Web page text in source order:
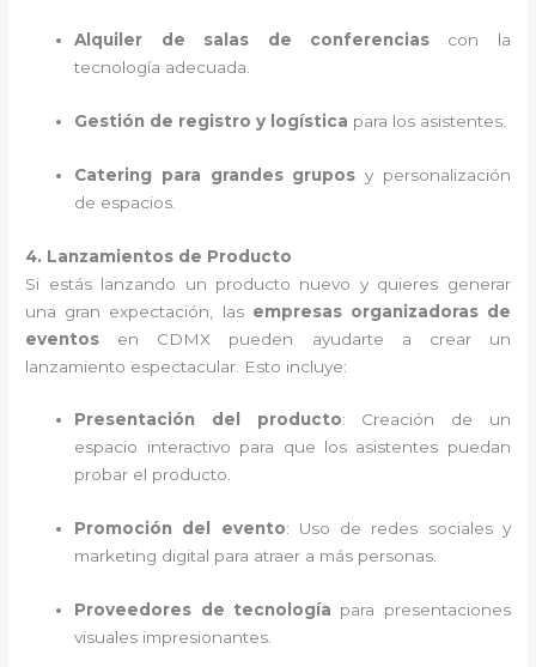
Alquiler de salas de conferencias con la
tecnología adecuada.
Gestión de registro y logística para los asistentes.
Catering para grandes grupos y personalización
de espacios.
4. Lanzamientos de Producto
Si estás lanzando un producto nuevo y quieres generar
una gran expectación, las empresas organizadoras de
eventos en CDMX pueden ayudarte a crear un
lanzamiento espectacular. Esto incluye:
Presentación del producto: Creación de un
espacio interactivo para que los asistentes puedan
probar el producto.
Promoción del evento: Uso de redes sociales y
marketing digital para atraer a más personas.
Proveedores de tecnología para presentaciones
visuales impresionantes.